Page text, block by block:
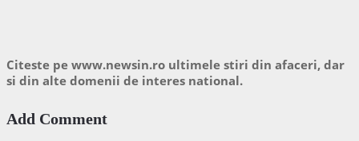
Citeste pe www.newsin.ro ultimele stiri din afaceri, dar
si din alte domenii de interes national.
Add Comment